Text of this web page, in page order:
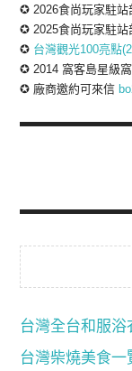
✪ 2026食尚玩家駐站
✪ 2025食尚玩家駐站
✪ 台灣觀光100亮點
✪ 2014 窩客島星級
✪ 廠商邀約可來信
台灣全台和服
台灣柴燒美食一